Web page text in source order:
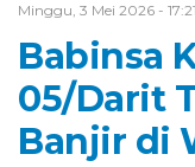
Minggu, 3 Mei 2026 -
Babinsa
05/Darit
Banjir di